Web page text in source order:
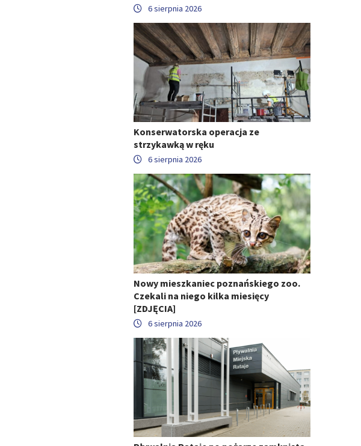
6 sierpnia 2026
Konserwatorska operacja ze
strzykawką w ręku
6 sierpnia 2026
Nowy mieszkaniec poznańskiego zoo.
Czekali na niego kilka miesięcy
[ZDJĘCIA]
6 sierpnia 2026